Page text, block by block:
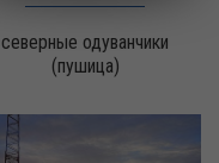
северные одуванчики
(пушица)